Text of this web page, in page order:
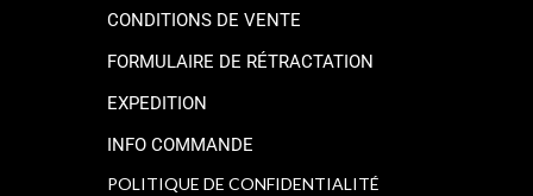
CONDITIONS DE VENTE
FORMULAIRE DE RÉTRACTATION
EXPEDITION
INFO COMMANDE
POLITIQUE DE CONFIDENTIALITÉ